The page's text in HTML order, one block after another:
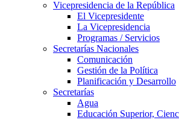
Vicepresidencia de la República
El Vicepresidente
La Vicepresidencia
Programas / Servicios
Secretarías Nacionales
Comunicación
Gestión de la Política
Planificación y Desarrollo
Secretarías
Agua
Educación Superior,